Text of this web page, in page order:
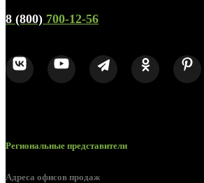
8 (800) 700-12-56
Региональные представители
Адреса офисов продаж